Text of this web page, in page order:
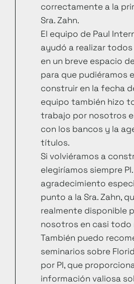
correctamente a la
Sra. Zahn.
El equipo de Paul
ayudó a realizar
en un breve espacio
para que pudiéramos
construir en la fecha
equipo también hizo
trabajo por nosotros
con los bancos y la
títulos.
Si volviéramos a
elegiríamos siempre PI.
agradecimiento
punto a la Sra. Zahn,
realmente disponible
nosotros en casi todo
También puedo
seminarios sobre
por PI, que
información valiosa